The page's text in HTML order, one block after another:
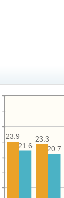
23.3
23.9
20.7
21.6